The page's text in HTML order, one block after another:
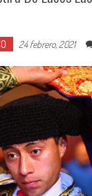
24 febrero, 2021